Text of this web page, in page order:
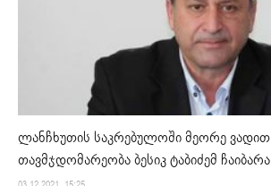
ლანჩხუთის საკრებულოში მეორე ვადით
თავმჯდომარეობა ბესიკ ტაბიძემ ჩაიბარა